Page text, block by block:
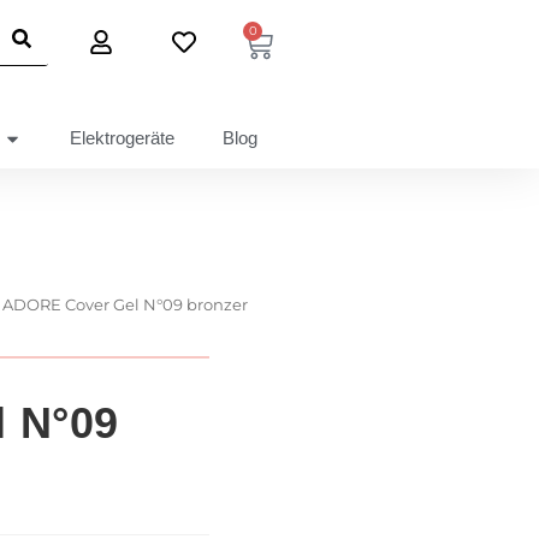
0
Elektrogeräte Blog
ADORE Cover Gel N°09 bronzer